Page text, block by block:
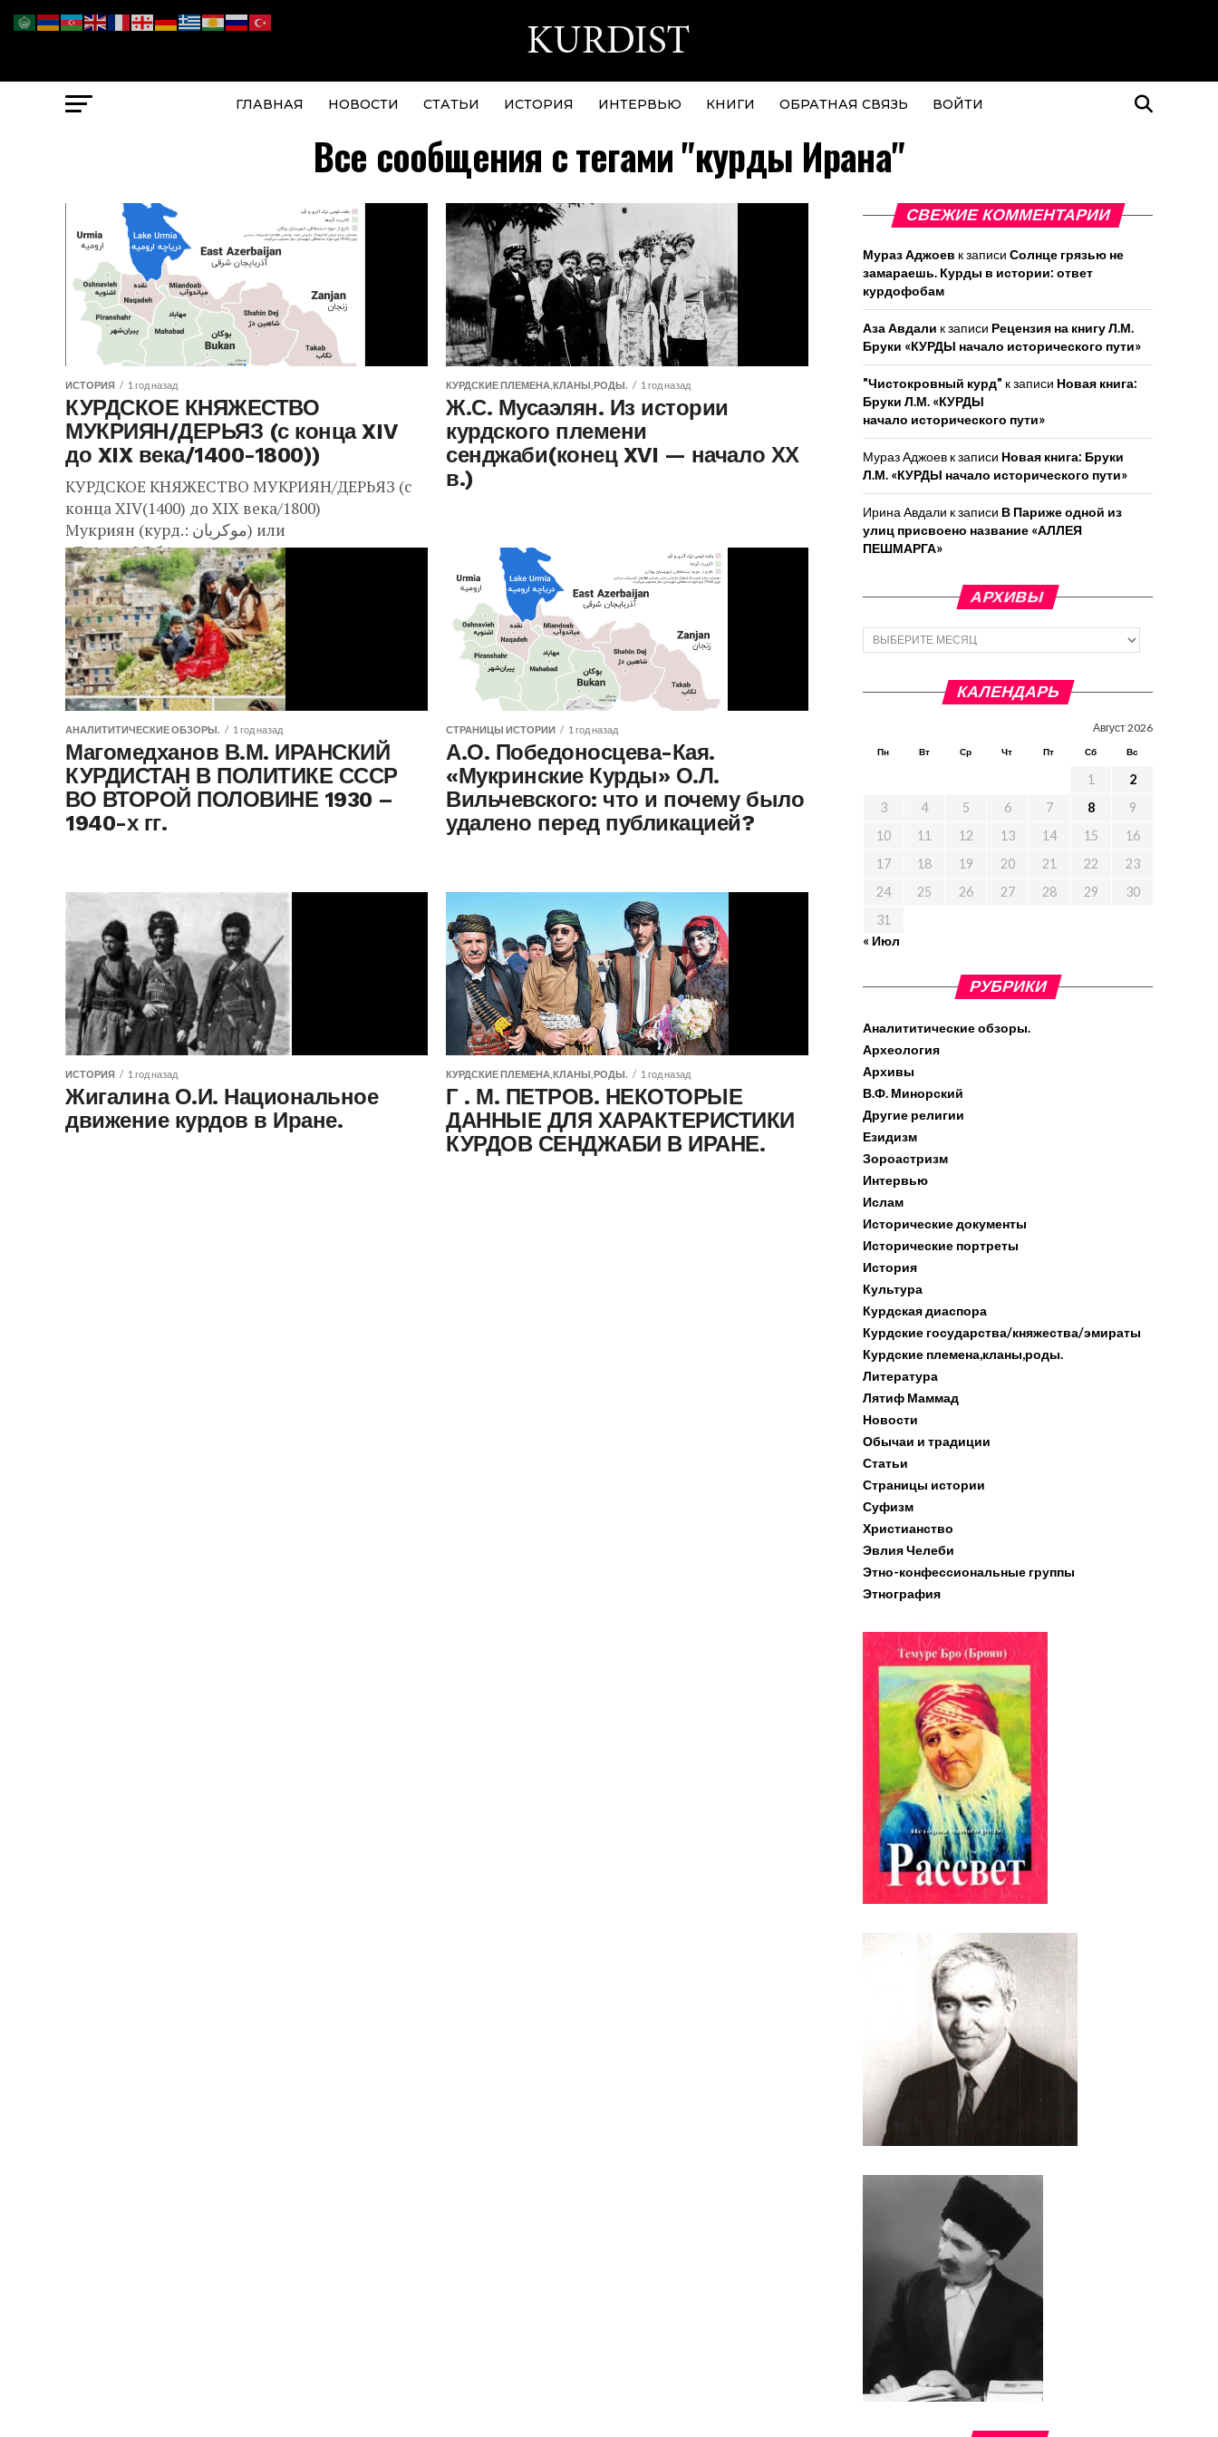
ГЛАВНАЯ НОВОСТИ СТАТЬИ ИСТОРИЯ ИНТЕРВЬЮ КНИГИ ОБРАТНАЯ СВЯЗЬ ВОЙТИ
Все сообщения с тегами "курды Ирана"
ИСТОРИЯ 1 год назад
КУРДСКОЕ КНЯЖЕСТВО
МУКРИЯН/ДЕРЬЯЗ (с конца XIV
до XIX века/1400-1800))
КУРДСКОЕ КНЯЖЕСТВО МУКРИЯН/ДЕРЬЯЗ (с
конца XIV(1400) до XIX века/1800)
Мукриян (курд.: موکریان) или
«Дерьяз»[4] был курдским княжеством с конца
XIV до XIX века со столицей в Махабаде.
[5] Мукриян был соседом эмирата Брадост.[6]
География и...
КУРДСКИЕ ПЛЕМЕНА,КЛАНЫ,РОДЫ. 1 год назад
Ж.С. Мусаэлян. Из истории
курдского племени
сенджаби(конец XVI — начало ХХ
в.)
АНАЛИТИТИЧЕСКИЕ ОБЗОРЫ. 1 год назад
Магомедханов В.М. ИРАНСКИЙ
КУРДИСТАН В ПОЛИТИКЕ СССР
ВО ВТОРОЙ ПОЛОВИНЕ 1930 –
1940-х гг.
СТРАНИЦЫ ИСТОРИИ 1 год назад
А.О. Победоносцева-Кая.
«Мукринские Курды» О.Л.
Вильчевского: что и почему было
удалено перед публикацией?
ИСТОРИЯ 1 год назад
Жигалина О.И. Национальное
движение курдов в Иране.
КУРДСКИЕ ПЛЕМЕНА,КЛАНЫ,РОДЫ. 1 год назад
Г . М. ПЕТРОВ. НЕКОТОРЫЕ
ДАННЫЕ ДЛЯ ХАРАКТЕРИСТИКИ
КУРДОВ СЕНДЖАБИ В ИРАНЕ.
СВЕЖИЕ КОММЕНТАРИИ
Мураз Аджоев к записи Солнце грязью не
замараешь. Курды в истории: ответ
курдофобам
Аза Авдали к записи Рецензия на книгу Л.М.
Бруки «КУРДЫ начало исторического пути»
"Чистокровный курд" к записи Новая книга:
Бруки Л.М. «КУРДЫ
начало исторического пути»
Мураз Аджоев к записи Новая книга: Бруки
Л.М. «КУРДЫ начало исторического пути»
Ирина Авдали к записи В Париже одной из
улиц присвоено название «АЛЛЕЯ
ПЕШМАРГА»
АРХИВЫ
Архивы
КАЛЕНДАРЬ
Август 2026
Пн Вт Ср Чт Пт Сб Вс
1
2
3
4 5 6 7 8
9
10
11 12 13 14 15
16
17
18 19 20 21 22
23
24
25 26 27 28 29
30
31
« Июл
РУБРИКИ
Аналититические обзоры.
Археология
Архивы
В.Ф. Минорский
Другие религии
Езидизм
Зороастризм
Интервью
Ислам
Исторические документы
Исторические портреты
История
Культура
Курдская диаспора
Курдские государства/княжества/эмираты
Курдские племена,кланы,роды.
Литература
Лятиф Маммад
Новости
Обычаи и традиции
Статьи
Страницы истории
Суфизм
Христианство
Эвлия Челеби
Этно-конфессиональные группы
Этнография